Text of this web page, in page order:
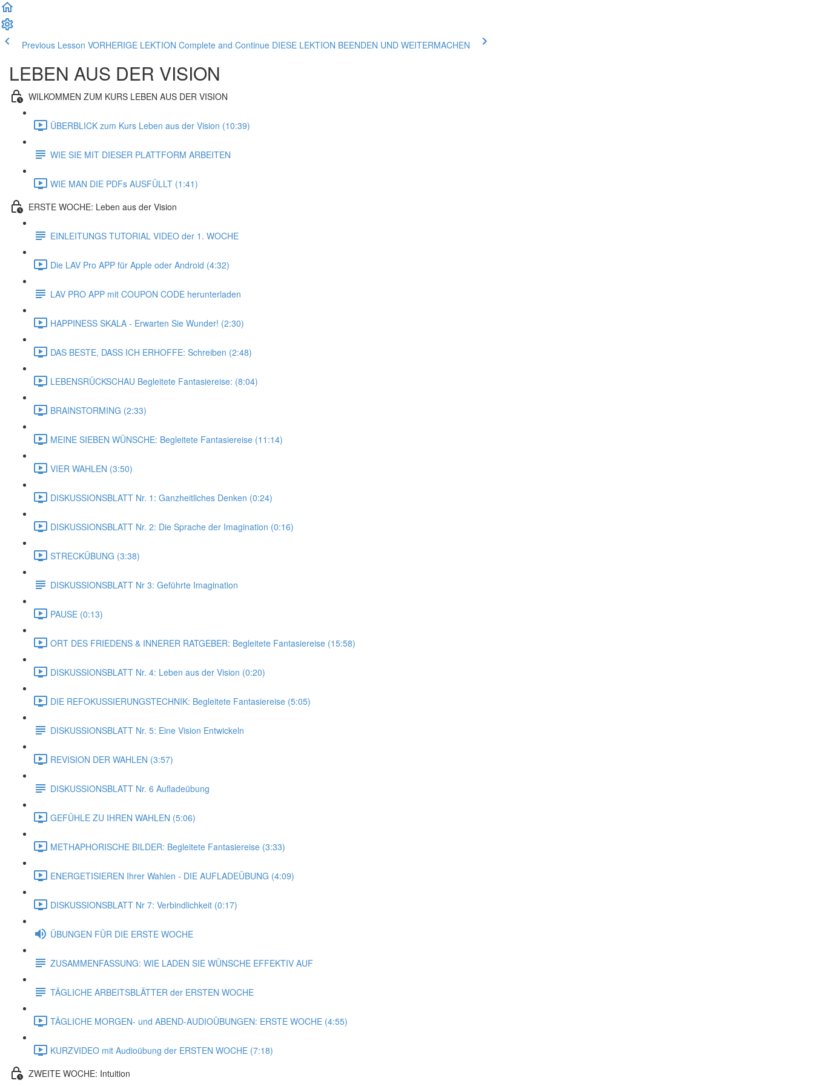
Previous Lesson VORHERIGE LEKTION Complete and Continue DIESE LEKTION BEENDEN UND WEITERMACHEN
LEBEN AUS DER VISION
WILKOMMEN ZUM KURS LEBEN AUS DER VISION
ÜBERBLICK zum Kurs Leben aus der Vision (10:39)
WIE SIE MIT DIESER PLATTFORM ARBEITEN
WIE MAN DIE PDFs AUSFÜLLT (1:41)
ERSTE WOCHE: Leben aus der Vision
EINLEITUNGS TUTORIAL VIDEO der 1. WOCHE
Die LAV Pro APP für Apple oder Android (4:32)
LAV PRO APP mit COUPON CODE herunterladen
HAPPINESS SKALA - Erwarten Sie Wunder! (2:30)
DAS BESTE, DASS ICH ERHOFFE: Schreiben (2:48)
LEBENSRÜCKSCHAU Begleitete Fantasiereise: (8:04)
BRAINSTORMING (2:33)
MEINE SIEBEN WÜNSCHE: Begleitete Fantasiereise (11:14)
VIER WAHLEN (3:50)
DISKUSSIONSBLATT Nr. 1: Ganzheitliches Denken (0:24)
DISKUSSIONSBLATT Nr. 2: Die Sprache der Imagination (0:16)
STRECKÜBUNG (3:38)
DISKUSSIONSBLATT Nr 3: Geführte Imagination
PAUSE (0:13)
ORT DES FRIEDENS & INNERER RATGEBER: Begleitete Fantasiereise (15:58)
DISKUSSIONSBLATT Nr. 4: Leben aus der Vision (0:20)
DIE REFOKUSSIERUNGSTECHNIK: Begleitete Fantasiereise (5:05)
DISKUSSIONSBLATT Nr. 5: Eine Vision Entwickeln
REVISION DER WAHLEN (3:57)
DISKUSSIONSBLATT Nr. 6 Aufladeübung
GEFÜHLE ZU IHREN WAHLEN (5:06)
METHAPHORISCHE BILDER: Begleitete Fantasiereise (3:33)
ENERGETISIEREN Ihrer Wahlen - DIE AUFLADEÜBUNG (4:09)
DISKUSSIONSBLATT Nr 7: Verbindlichkeit (0:17)
ÜBUNGEN FÜR DIE ERSTE WOCHE
ZUSAMMENFASSUNG: WIE LADEN SIE WÜNSCHE EFFEKTIV AUF
TÄGLICHE ARBEITSBLÄTTER der ERSTEN WOCHE
TÄGLICHE MORGEN- und ABEND-AUDIOÜBUNGEN: ERSTE WOCHE (4:55)
KURZVIDEO mit Audioübung der ERSTEN WOCHE (7:18)
ZWEITE WOCHE: Intuition